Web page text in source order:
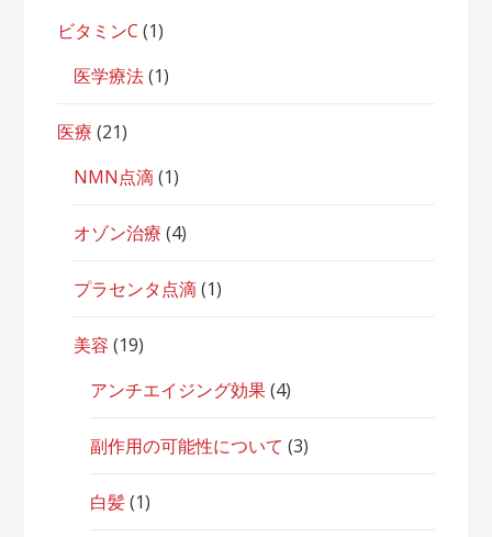
ビタミンC (1)
医学療法(1)
医療 (21)
NMN点滴(1)
オゾン治療 (4)
プラセンタ点滴(1)
美容 (19)
アンチエイジング効果(4)
副作用の可能性について (3)
白髪(1)